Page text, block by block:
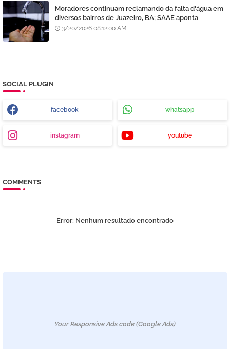
Moradores continuam reclamando da falta d'água em
diversos bairros de Juazeiro, BA; SAAE aponta
manutenção e lavagem de filtros
3/20/2026 08:12:00 AM
SOCIAL PLUGIN
facebook whatsapp
instagram youtube
COMMENTS
Error: Nenhum resultado encontrado
Your Responsive Ads code (Google Ads)